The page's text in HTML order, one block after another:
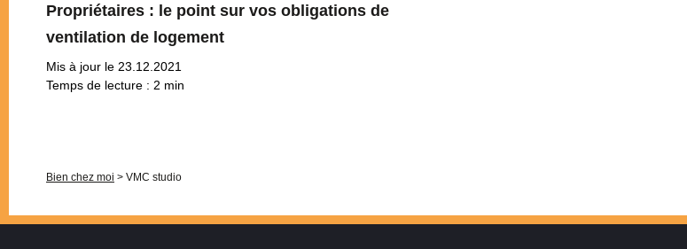
Propriétaires : le point sur vos obligations de
ventilation de logement
Mis à jour le 23.12.2021
Temps de lecture : 2 min
Bien chez moi > VMC studio